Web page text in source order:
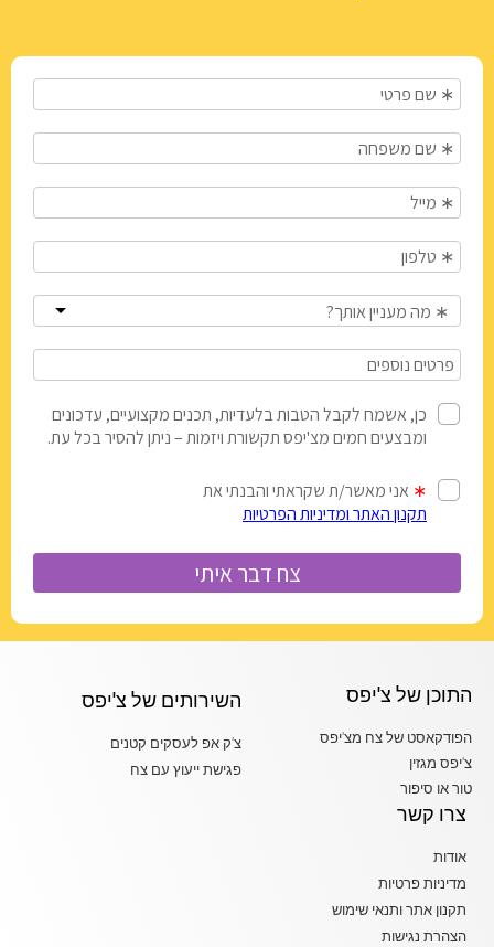
התוכן של צ'יפס
הפודקאסט של צח מצ'יפס
צ'יפס מגזין
טור או סיפור
השירותים של צ'יפס
צ'ק אפ לעסקים קטנים
פגישת ייעוץ עם צח
צרו קשר
אודות
מדיניות פרטיות
תקנון אתר ותנאי שימוש
הצהרת נגישות